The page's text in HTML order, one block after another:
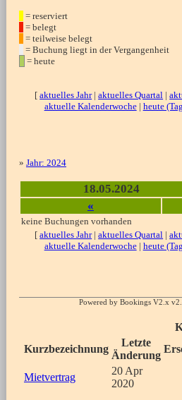
= reserviert
= belegt
= teilweise belegt
= Buchung liegt in der Vergangenheit
= heute
[aktuelles Jahr|aktuelles Quartal |
aktuelle Kalenderwoche| heute
» Jahr: 2024
18.05.2024
«
keine Buchungen vorhanden
[aktuelles Jahr|aktuelles Quartal |
aktuelle Kalenderwoche| heute
Powered by Bookings V2.x
Kurzbezeichnung
Letzte
Änderung
Mietvertrag
20 Apr
2020